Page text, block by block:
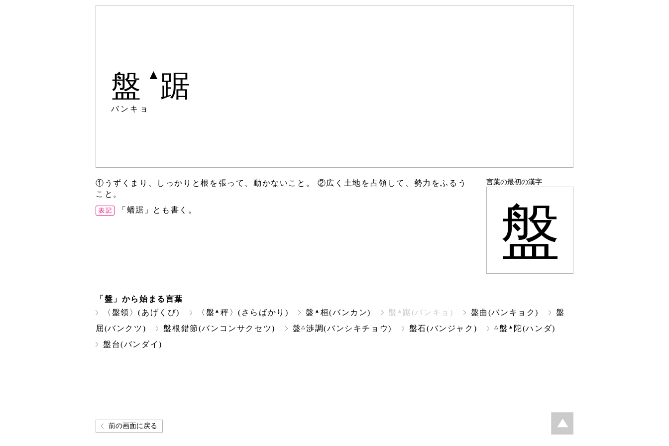
盤 ▲ 踞
バンキョ
①うずくまり、しっかりと根を張って、動かないこと。 ②広く土地を占領して、勢力をふるう
こと。
「蟠踞」とも書く。
言葉の最初の漢字
盤
「盤」から始まる言葉
〈盤領〉(あげくび)
〈盤 ▲ 秤〉(さらばかり) 盤 ▲ 桓(バンカン) 盤 ▲ 踞(バンキョ) 盤曲(バンキョク)
盤
屈(バンクツ)
盤根錯節(バンコンサクセツ) 盤△渉調(バンシキチョウ) 盤石(バンジャク) △ 盤 ▲ 陀(ハンダ)
盤台(バンダイ)
前の画面に戻る